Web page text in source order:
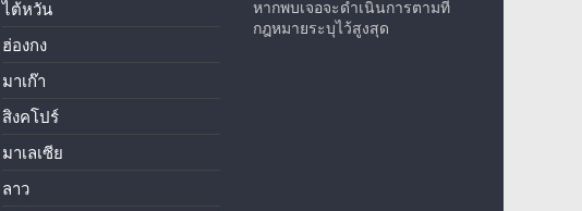
ไต้หวัน
ฮ่องกง
มาเก๊า
สิงคโปร์
มาเลเซีย
ลาว
หากพบเจอจะดำเนินการตามที่
กฎหมายระบุไว้สูงสุด